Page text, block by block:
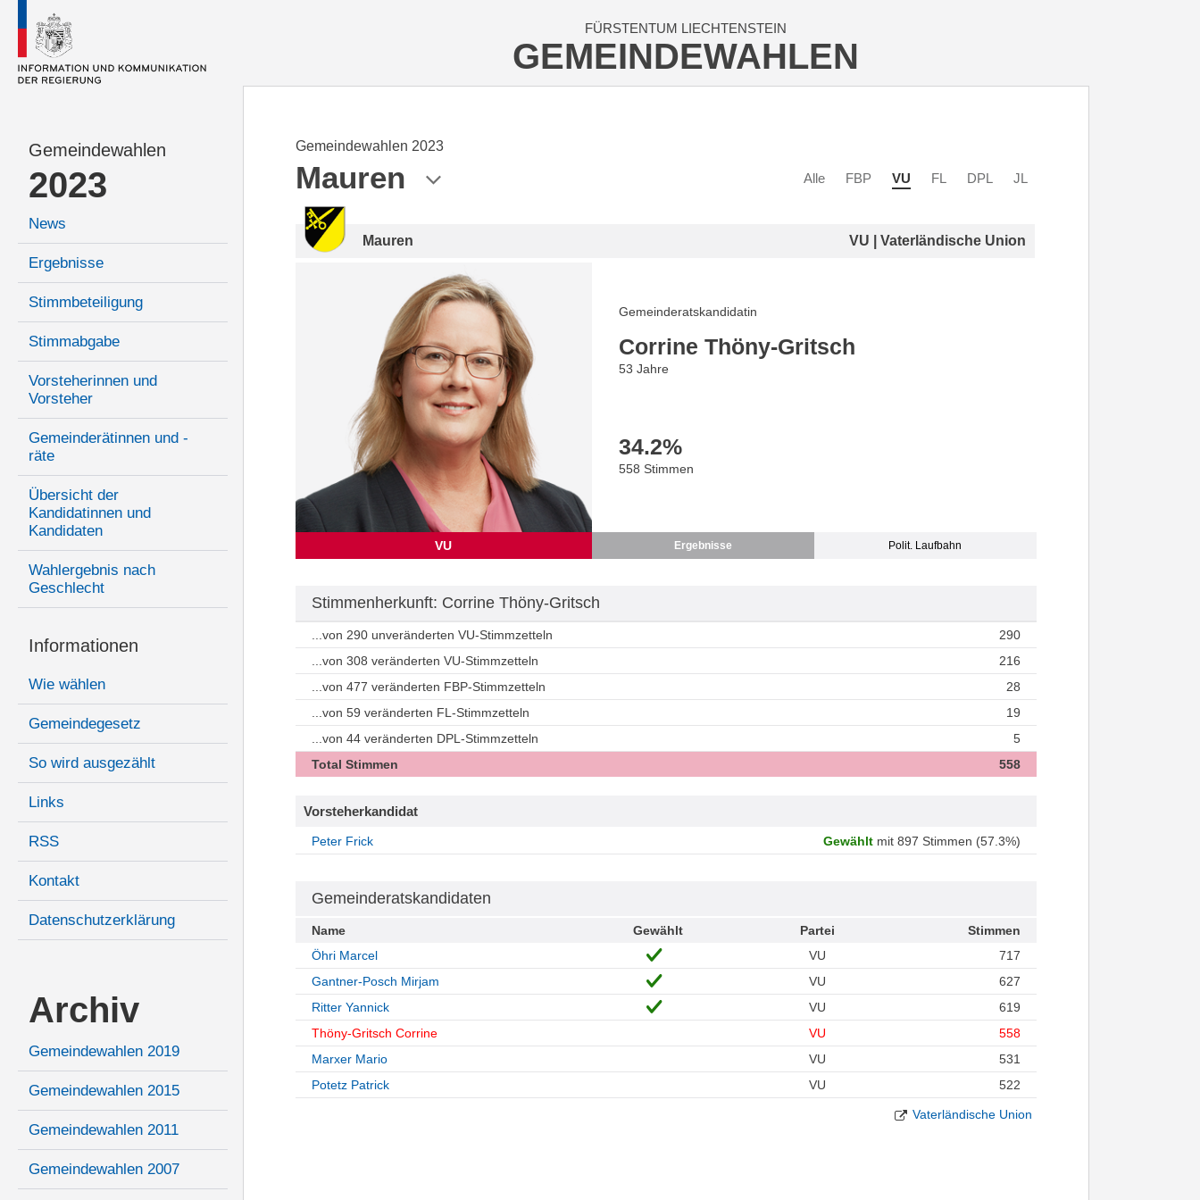
FÜRSTENTUM LIECHTENSTEIN
GEMEINDEWAHLEN
Gemeindewahlen
2023
News
Ergebnisse
Stimmbeteiligung
Stimmabgabe
Vorsteherinnen und
Vorsteher
Gemeinderätinnen und -
räte
Übersicht der
Kandidatinnen und
Kandidaten
Wahlergebnis nach
Geschlecht
Informationen
Wie wählen
Gemeindegesetz
So wird ausgezählt
Links
RSS
Kontakt
Datenschutzerklärung
Archiv
Gemeindewahlen 2019
Gemeindewahlen 2015
Gemeindewahlen 2011
Gemeindewahlen 2007
Gemeindewahlen 2023
Mauren Alle FBP VU FL DPL JL
Mauren VU | Vaterländische Union
VU
Gemeinderatskandidatin
Corrine Thöny-Gritsch
53 Jahre
34.2%
558 Stimmen
Ergebnisse Polit. Laufbahn
Stimmenherkunft: Corrine Thöny-Gritsch
...von 290 unveränderten VU-Stimmzetteln
290
...von 308 veränderten VU-Stimmzetteln
216
...von 477 veränderten FBP-Stimmzetteln
28
...von 59 veränderten FL-Stimmzetteln
19
...von 44 veränderten DPL-Stimmzetteln
5
Total Stimmen
558
Vorsteherkandidat
Peter Frick Gewähltmit 897 Stimmen (57.3%)
Gemeinderatskandidaten
Name Gewählt Partei
Stimmen
Öhri Marcel
VU
717
Gantner-Posch Mirjam
VU
627
Ritter Yannick
VU
619
Thöny-Gritsch Corrine
VU
558
Marxer Mario
VU
531
Potetz Patrick
VU 522
Vaterländische Union